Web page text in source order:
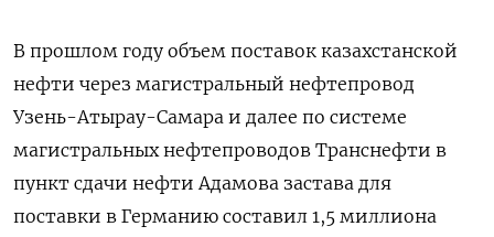
В прошлом году объем поставок казахстанской
нефти через магистральный нефтепровод
Узень-Атырау-Самара и далее по системе
магистральных нефтепроводов Транснефти в
пункт сдачи нефти Адамова застава для
поставки в Германию составил 1,5 миллиона